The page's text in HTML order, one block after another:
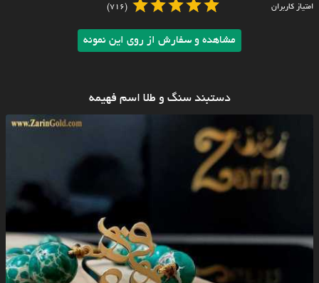
امتیاز کاربران (716)
مشاهده و سفارش از روی این نمونه
دستبند سنگ و طلا اسم فهیمه